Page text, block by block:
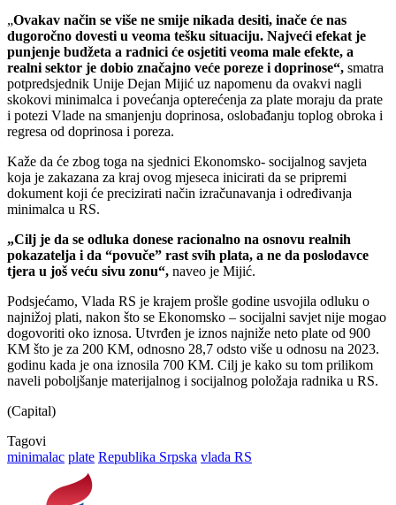
„Ovakav način se više ne smije nikada desiti, inače će nas
dugoročno dovesti u veoma tešku situaciju. Najveći efekat je
punjenje budžeta a radnici će osjetiti veoma male efekte, a
realni sektor je dobio značajno veće poreze i doprinose“, smatra
potpredsjednik Unije Dejan Mijić uz napomenu da ovakvi nagli
skokovi minimalca i povećanja opterećenja za plate moraju da prate
i potezi Vlade na smanjenju doprinosa, oslobađanju toplog obroka i
regresa od doprinosa i poreza.
Kaže da će zbog toga na sjednici Ekonomsko- socijalnog savjeta
koja je zakazana za kraj ovog mjeseca inicirati da se pripremi
dokument koji će precizirati način izračunavanja i određivanja
minimalca u RS.
„Cilj je da se odluka donese racionalno na osnovu realnih
pokazatelja i da “povuče” rast svih plata, a ne da poslodavce
tjera u još veću sivu zonu“, naveo je Mijić.
Podsjećamo, Vlada RS je krajem prošle godine usvojila odluku o
najnižoj plati, nakon što se Ekonomsko – socijalni savjet nije mogao
dogovoriti oko iznosa. Utvrđen je iznos najniže neto plate od 900
KM što je za 200 KM, odnosno 28,7 odsto više u odnosu na 2023.
godinu kada je ona iznosila 700 KM. Cilj je kako su tom prilikom
naveli poboljšanje materijalnog i socijalnog položaja radnika u RS.
(Capital)
Tagovi
minimalac plate Republika Srpska vlada RS